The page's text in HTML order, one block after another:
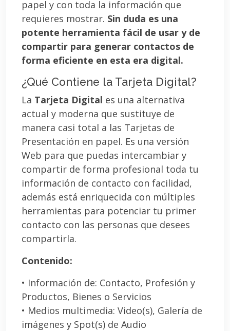
papel y con toda la información que
requieres mostrar. Sin duda es una
potente herramienta fácil de usar y de
compartir para generar contactos de
forma eficiente en esta era digital.
¿Qué Contiene la Tarjeta Digital?
La Tarjeta Digital es una alternativa
actual y moderna que sustituye de
manera casi total a las Tarjetas de
Presentación en papel. Es una versión
Web para que puedas intercambiar y
compartir de forma profesional toda tu
información de contacto con facilidad,
además está enriquecida con múltiples
herramientas para potenciar tu primer
contacto con las personas que desees
compartirla.
Contenido:
• Información de: Contacto, Profesión y
Productos, Bienes o Servicios
• Medios multimedia: Video(s), Galería de
imágenes y Spot(s) de Audio